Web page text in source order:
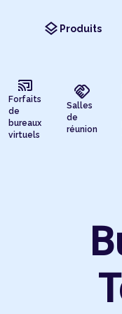
layers Produits
cast_connected
Forfaits
de
bureaux
virtuels
handshake
Salles
de
réunion